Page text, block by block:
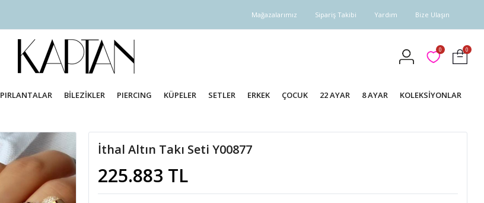
Mağazalarımız Sipariş Takibi Yardım Bize Ulaşın
0 0
PIRLANTALAR BİLEZİKLER PIERCING KÜPELER SETLER ERKEK ÇOCUK 22 AYAR 8 AYAR KOLEKSİYONLAR
İthal Altın Takı Seti Y00877
225.883 TL